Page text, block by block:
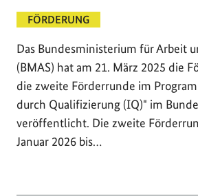
FÖRDERUNG
Das Bundesministerium für Arbeit
(BMAS) hat am 21. März 2025 die
die zweite Förderrunde im
durch Qualifizierung (IQ)" im
veröffentlicht. Die zweite
Januar 2026 bis…